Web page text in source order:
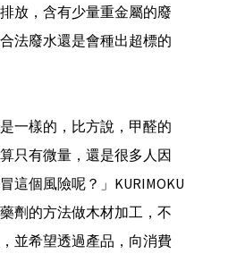
放，含有少量重金屬的廢
法廢水還是會種出超標的
一樣的，比方說，甲醛的
只有微量，還是很多人因
這個風險呢？」KURIMOKU
劑的方法做木材加工，不
並希望透過產品，向消費